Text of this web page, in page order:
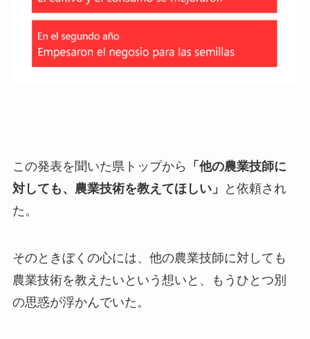
この発表を聞いた県トップから
「他の農業技師に
対しても、農業技術を教えてほしい」
と依頼され
た。
そのときぼくの心には、他の農業技師に対しても
農業技術を教えたいという想いと、もうひとつ別
の思惑が浮かんでいた。